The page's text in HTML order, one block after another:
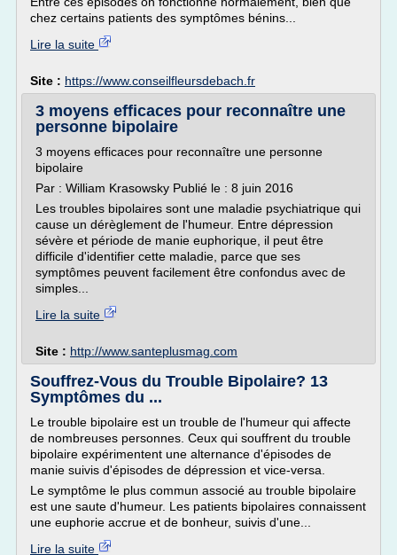
chez certains patients des symptômes bénins...
Lire la suite
Site : https://www.conseilfleursdebach.fr
3 moyens efficaces pour reconnaître une
personne bipolaire
3 moyens efficaces pour reconnaître une personne
bipolaire
Par : William Krasowsky Publié le : 8 juin 2016
Les troubles bipolaires sont une maladie psychiatrique qui
cause un dérèglement de l'humeur. Entre dépression
sévère et période de manie euphorique, il peut être
difficile d'identifier cette maladie, parce que ses
symptômes peuvent facilement être confondus avec de
simples...
Lire la suite
Site : http://www.santeplusmag.com
Souffrez-Vous du Trouble Bipolaire? 13
Symptômes du ...
Le trouble bipolaire est un trouble de l'humeur qui affecte
de nombreuses personnes. Ceux qui souffrent du trouble
bipolaire expérimentent une alternance d'épisodes de
manie suivis d'épisodes de dépression et vice-versa.
Le symptôme le plus commun associé au trouble bipolaire
est une saute d'humeur. Les patients bipolaires connaissent
une euphorie accrue et de bonheur, suivis d'une...
Lire la suite